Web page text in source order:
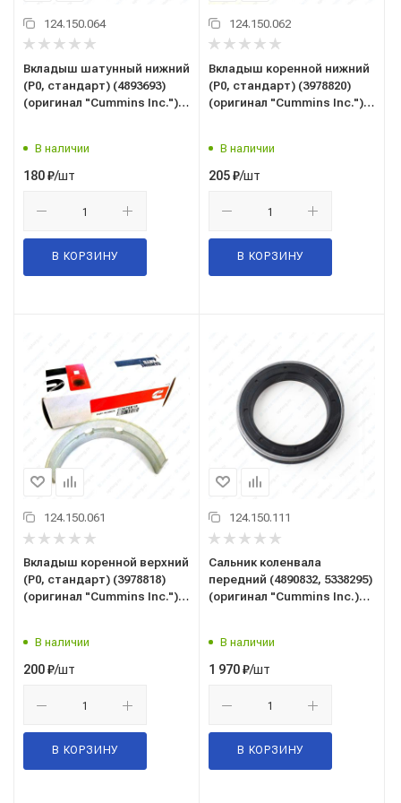
124.150.064
Вкладыш шатунный нижний
(Р0, стандарт) (4893693)
(оригинал "Cummins Inc.")
В наличии
180₽/шт
В КОРЗИНУ
124.150.062
Вкладыш коренной нижний
(Р0, стандарт) (3978820)
(оригинал "Cummins Inc.")
В наличии
205₽/шт
В КОРЗИНУ
124.150.061
Вкладыш коренной верхний
(Р0, стандарт) (3978818)
(оригинал "Cummins Inc.")
В наличии
200₽/шт
В КОРЗИНУ
124.150.111
Сальник коленвала
передний (4890832, 5338295)
(оригинал "Cummins Inc.)
ISF3.8
В наличии
1 970₽/шт
В КОРЗИНУ